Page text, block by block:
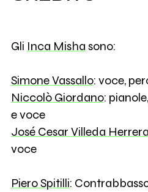
Gli Inca Misha sono:
Simone Vassallo: voce,
Niccolò Giordano:
e voce
José Cesar Villeda Herrera
voce
Piero Spitilli: